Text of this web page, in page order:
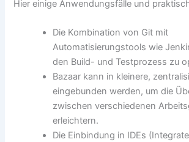
Hier einige Anwendungsfälle und
Die Kombination von Git mit
Automatisierungstools wie
den Build- und Testprozess zu
Bazaar kann in kleinere,
eingebunden werden, um die
zwischen verschiedenen
erleichtern.
Die Einbindung in IDEs